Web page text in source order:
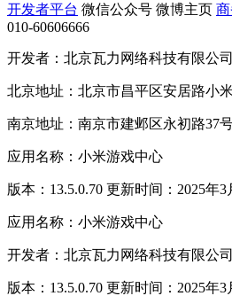
开发者平台 微信公众号 微博主页
010-60606666
开发者：北京瓦力网络科技有限公司
北京地址：北京市昌平区安居路小
南京地址：南京市建邺区永初路37
应用名称：小米游戏中心
版本：13.5.0.70 更新时间：2025年3
应用名称：小米游戏中心
开发者：北京瓦力网络科技有限公
版本：13.5.0.70 更新时间：2025年3